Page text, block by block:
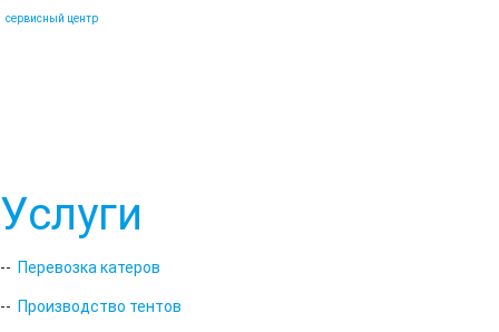
сервисный центр
Услуги
-- Перевозка катеров
-- Производство тентов